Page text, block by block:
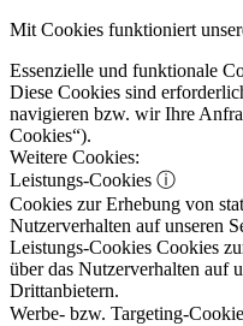
Mit Cookies funktioniert
Essenzielle und funktionale
Diese Cookies sind
navigieren bzw. wir Ihre
Cookies“).
Weitere Cookies:
Leistungs-Cookies ⓘ
Cookies zur Erhebung von
Nutzerverhalten auf unseren
Leistungs-Cookies Cookies
über das Nutzerverhalten auf
Drittanbietern.
Werbe- bzw. Targeting-